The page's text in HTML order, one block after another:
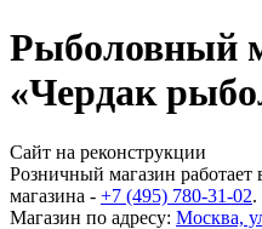
Рыболовный
«Чердак
Сайт на реконструкции
Розничный магазин
магазина - +7 (495) 780-31-02.
Магазин по адресу: Москва,